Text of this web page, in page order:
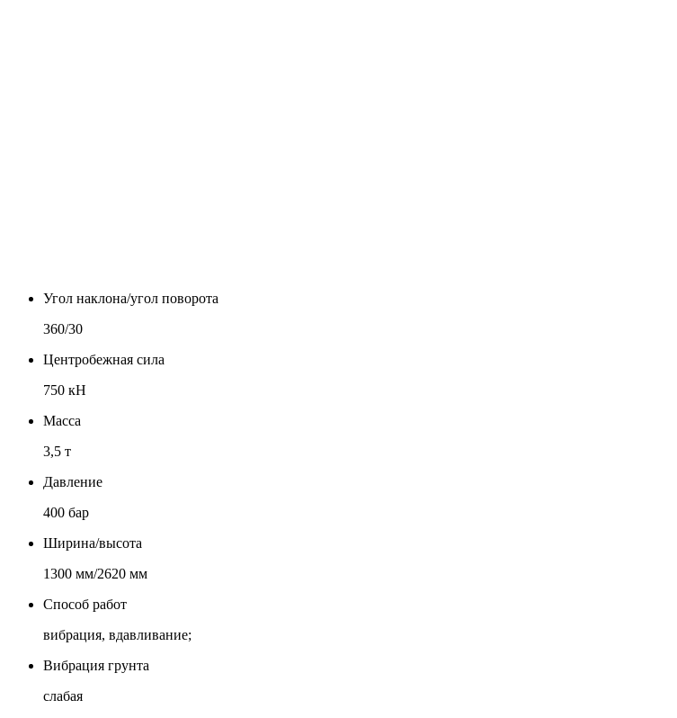
Угол наклона/угол поворота
360/30
Центробежная сила
750 кН
Масса
3,5 т
Давление
400 бар
Ширина/высота
1300 мм/2620 мм
Способ работ
вибрация, вдавливание;
Вибрация грунта
слабая